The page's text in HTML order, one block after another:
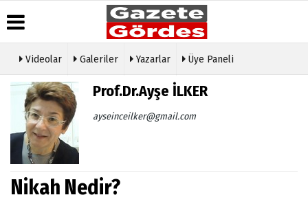
Üye Paneli
Haber
Arşivi
Gazete
Arşivi
Günün
Haberleri
Hava
Durumu
Gazete
Köşe
Yazarları
Video
Videolar Galeriler Yazarlar Üye Paneli
Prof.Dr.Ayşe İLKER
ayseinceilker@gmail.com
Nikah Nedir?